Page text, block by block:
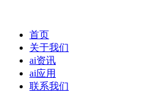
首页
关于我们
ai资讯
ai应用
联系我们